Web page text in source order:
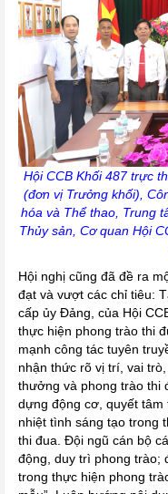
Hội CCB Khối 487 trực
(đơn vị Trưởng khối),
hóa và Thể thao, Trung
Thủy sản, Cơ quan Hội
Hội nghị cũng đã đề ra
đạt và vượt các chỉ tiêu:
cấp ủy Đảng, của Hội
thực hiện phong trào thi
mạnh công tác tuyên
nhận thức rõ vị trí, vai
thưởng và phong trào thi
dựng động cơ, quyết
nhiệt tình sáng tạo trong
thi đua. Đội ngũ cán bộ
động, duy trì phong trào;
trong thực hiện phong